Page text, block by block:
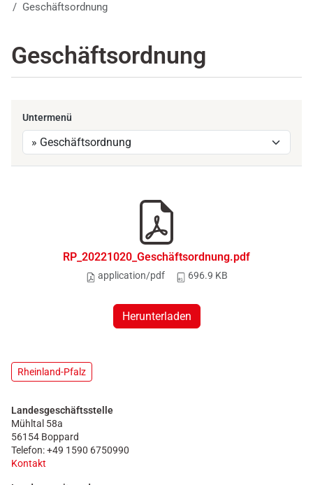
Geschäftsordnung
Geschäftsordnung
Untermenü
RP_20221020_Geschäftsordnung.pdf
application/pdf 696.9 KB
Herunterladen
Rheinland-Pfalz
Landesgeschäftsstelle
Mühltal 58a
56154 Boppard
Telefon: +49 1590 6750990
Kontakt